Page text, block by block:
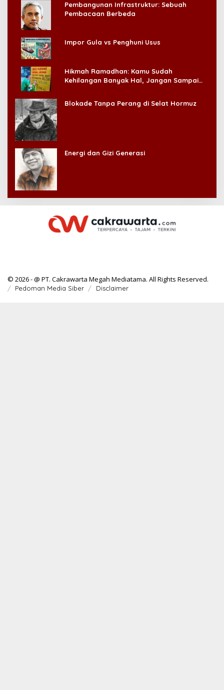
Pembangunan Infrastruktur: Sebuah
Pembacaan Berbeda
Impor Gula vs Penghuni Usus
Hikmah Ramadhan: Kamu Sudah
Kehilangan Banyak Hal, Jangan Sampai
Blokade Tanpa Perang di Selat Hormuz
Energi dan Gizi Generasi
© 2026 - @ PT. Cakrawarta Megah Mediatama. All Rights Reserved.
Pedoman Media Siber Disclaimer